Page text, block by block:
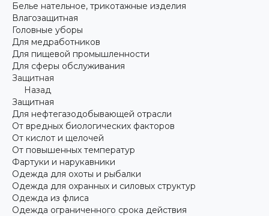
Белье нательное, трикотажные изделия
Влагозащитная
Головные уборы
Для медработников
Для пищевой промышленности
Для сферы обслуживания
Защитная
Назад
Защитная
Для нефтегазодобывающей отрасли
От вредных биологических факторов
От кислот и щелочей
От повышенных температур
Фартуки и нарукавники
Одежда для охоты и рыбалки
Одежда для охранных и силовых структур
Одежда из флиса
Одежда ограниченного срока действия